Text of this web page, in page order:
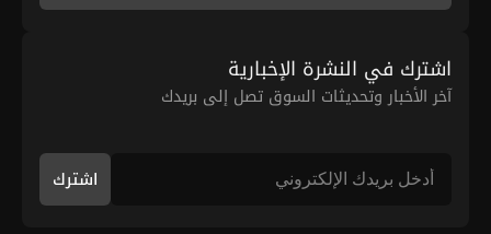
اشترك في النشرة الإخبارية
آخر الأخبار وتحديثات السوق تصل إلى بريدك
اشترك